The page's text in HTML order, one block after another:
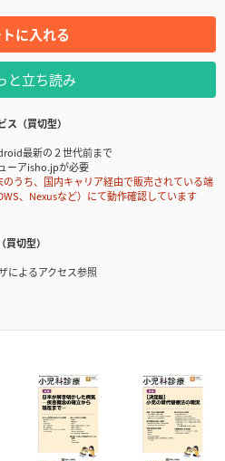
に入れる
と立ち読み
（買切型）
最新の２世代前まで
ーアisho.jpが必要
うち、国内キャリア経由で販売されている端
、Nexusなど）にて動作確認しています
切型）
によるアクセス参照